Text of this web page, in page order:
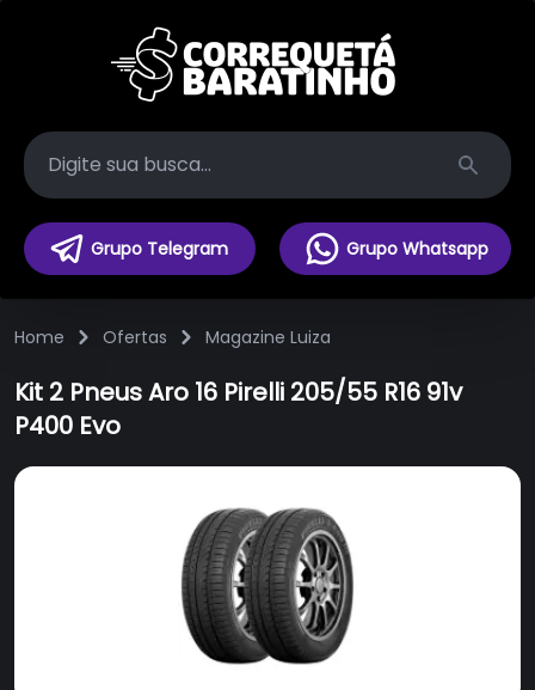
Search
Grupo Telegram Grupo Whatsapp
Home Ofertas Magazine Luiza
Kit 2 Pneus Aro 16 Pirelli 205/55 R16 91v
P400 Evo